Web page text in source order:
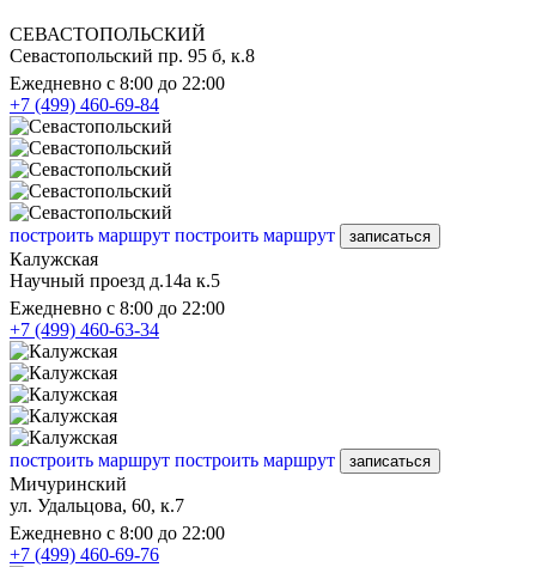
СЕВАСТОПОЛЬСКИЙ
Севастопольский пр. 95 б, к.8
Ежедневно с 8:00 до 22:00
+7 (499) 460-69-84
построить маршрут построить маршрут записаться
Калужская
Научный проезд д.14а к.5
Ежедневно с 8:00 до 22:00
+7 (499) 460-63-34
построить маршрут построить маршрут записаться
Мичуринский
ул. Удальцова, 60, к.7
Ежедневно с 8:00 до 22:00
+7 (499) 460-69-76